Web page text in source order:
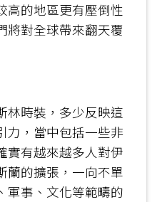
高的地區更有壓倒性
將對全球帶來翻天覆
林時裝，多少反映這
力，當中包括一些非
實有越來越多人對伊
蘭的擴張，一向不單
軍事、文化等範疇的